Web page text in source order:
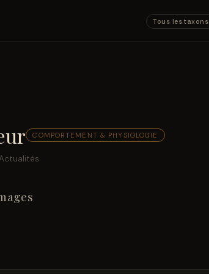
Tous les taxons
COMPORTEMENT & PHYSIOLOGIE
Actualités